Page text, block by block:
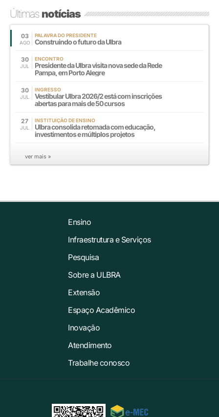
Últimasnotícias
03
AGO
PALAVRA DO PRESIDENTE
Construindo o futuro da Ulbra
30
JUL
ENCONTRO
Presidente da Ulbra visita nova sede da Rede
Pampa, em Porto Alegre
30
JUL
INGRESSO
Vestibular Ulbra 2026/2 está com inscrições
abertas para mais de 50 cursos
27
JUL
INSTITUIÇÃO DE ENSINO
Ulbra consolida retomada com educação,
investimentos e múltiplos projetos
ver mais »
Ensino
Infraestrutura e Serviços
Pesquisa
Sobre a ULBRA
Extensão
Espaço Acadêmico
Inovação
Atendimento
Trabalhe conosco